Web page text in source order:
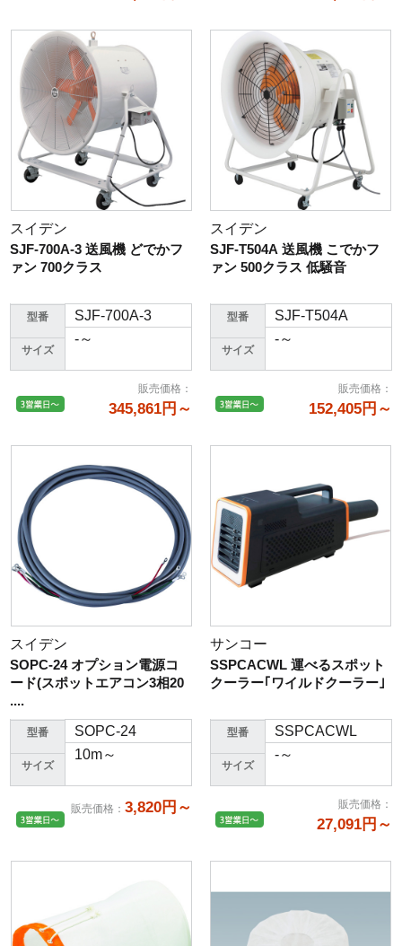
スイデン
SJF-700A-3 送風機 どでかフ
ァン 700クラス
型番 SJF-700A-3
サイズ
-～
販売価格 ：
345,861円～
スイデン
SJF-T504A 送風機 こでかフ
ァン 500クラス 低騒音
型番 SJF-T504A
サイズ
-～
販売価格 ：
152,405円～
スイデン
SOPC-24 オプション電源コ
ード(スポットエアコン3相20
....
型番 SOPC-24
サイズ
10m～
販売価格 ： 3,820円～
サンコー
SSPCACWL 運べるスポット
クーラー｢ワイルドクーラー｣
型番 SSPCACWL
サイズ
-～
販売価格 ：
27,091円～